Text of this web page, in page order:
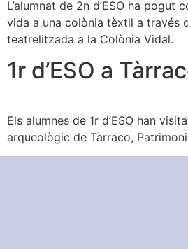
L’alumnat de 2n d’ESO ha pogut
vida a una colònia tèxtil a través
teatrelitzada a la Colònia Vidal.
1r d’ESO a
Els alumnes de 1r d’ESO han
arqueològic de Tàrraco,